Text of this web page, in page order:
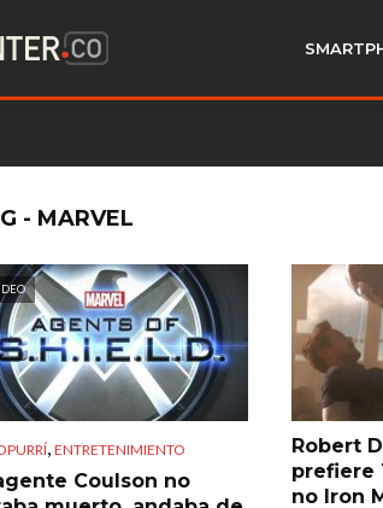
- MARVEL
, ENTRETENIMIENTO
Coulson no
Robert
prefiere
no Iron